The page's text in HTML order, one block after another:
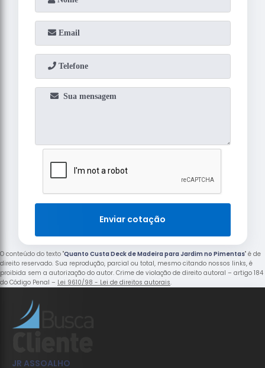
Enviar cotação
O conteúdo do texto "Quanto Custa Deck de Madeira para Jardim no Pimentas" é de
direito reservado. Sua reprodução, parcial ou total, mesmo citando nossos links, é
proibida sem a autorização do autor. Crime de violação de direito autoral – artigo 184
do Código Penal – Lei 9610/98 - Lei de direitos autorais.
JR ASSOALHO